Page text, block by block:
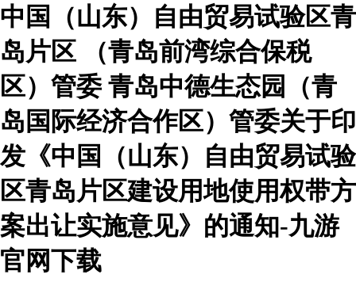
中国（山东）自由贸易试验区青
岛片区 （青岛前湾综合保税
区）管委 青岛中德生态园（青
岛国际经济合作区）管委关于印
发《中国（山东）自由贸易试验
区青岛片区建设用地使用权带方
案出让实施意见》的通知-九游
官网下载